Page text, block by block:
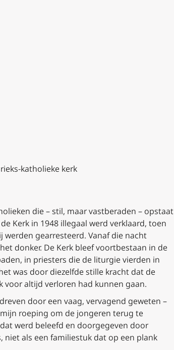
katholieke kerk
die – stil, maar vastberaden – opstaat
Kerk in 1948 illegaal werd verklaard, toen
gearresteerd. Vanaf die nacht
donker. De Kerk bleef voortbestaan in de
in priesters die de liturgie vierden in
was door diezelfde stille kracht dat de
voor altijd verloren had kunnen gaan.
door een vaag, vervagend geweten –
roeping om de jongeren terug te
werd beleefd en doorgegeven door
als een familiestuk dat op een plank